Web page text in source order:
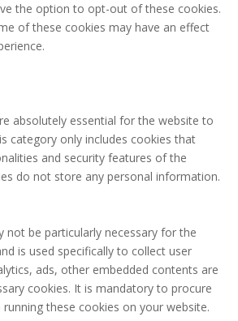
the option to opt-out of these cookies.
of these cookies may have an effect
absolutely essential for the website to
category only includes cookies that
and security features of the
do not store any personal information.
not be particularly necessary for the
is used specifically to collect user
ads, other embedded contents are
cookies. It is mandatory to procure
these cookies on your website.